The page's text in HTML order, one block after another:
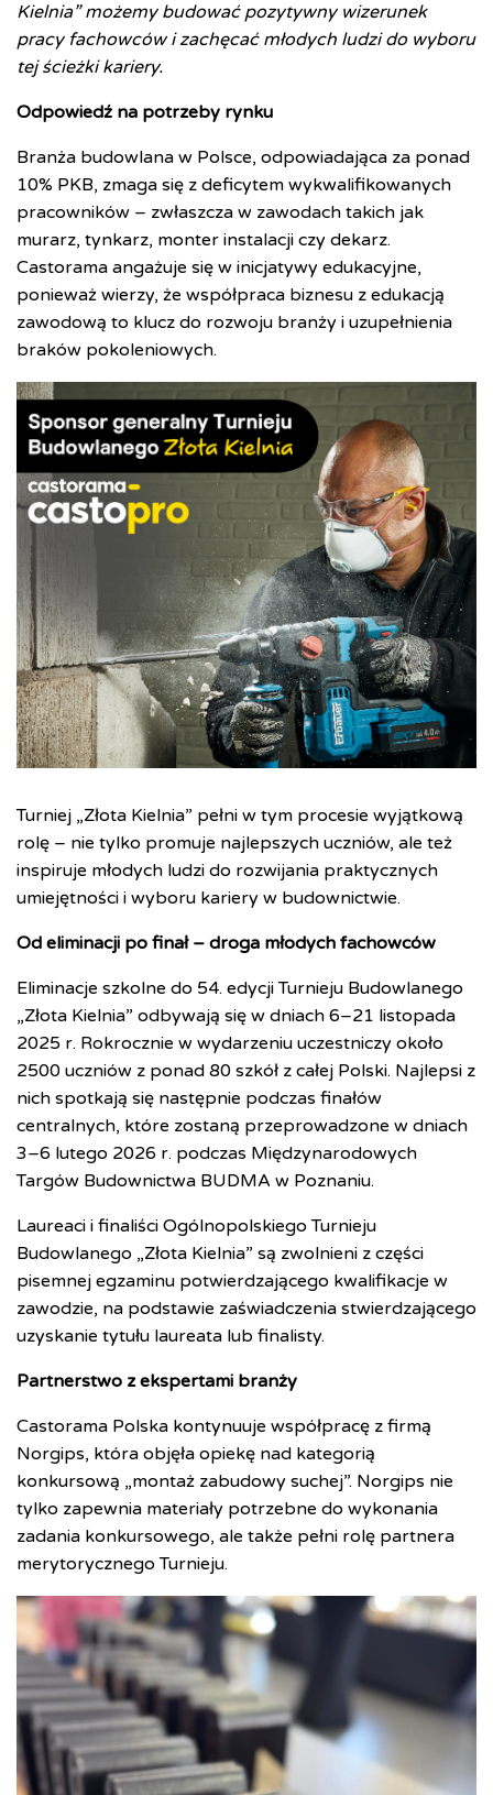
Kielnia” możemy budować pozytywny wizerunek
pracy fachowców i zachęcać młodych ludzi do wyboru
tej ścieżki kariery.
Odpowiedź na potrzeby rynku
Branża budowlana w Polsce, odpowiadająca za ponad
10% PKB, zmaga się z deficytem wykwalifikowanych
pracowników – zwłaszcza w zawodach takich jak
murarz, tynkarz, monter instalacji czy dekarz.
Castorama angażuje się w inicjatywy edukacyjne,
ponieważ wierzy, że współpraca biznesu z edukacją
zawodową to klucz do rozwoju branży i uzupełnienia
braków pokoleniowych.
Turniej „Złota Kielnia” pełni w tym procesie wyjątkową
rolę – nie tylko promuje najlepszych uczniów, ale też
inspiruje młodych ludzi do rozwijania praktycznych
umiejętności i wyboru kariery w budownictwie.
Od eliminacji po finał – droga młodych fachowców
Eliminacje szkolne do 54. edycji Turnieju Budowlanego
„Złota Kielnia” odbywają się w dniach 6–21 listopada
2025 r. Rokrocznie w wydarzeniu uczestniczy około
2500 uczniów z ponad 80 szkół z całej Polski. Najlepsi z
nich spotkają się następnie podczas finałów
centralnych, które zostaną przeprowadzone w dniach
3–6 lutego 2026 r. podczas Międzynarodowych
Targów Budownictwa BUDMA w Poznaniu.
Laureaci i finaliści Ogólnopolskiego Turnieju
Budowlanego „Złota Kielnia” są zwolnieni z części
pisemnej egzaminu potwierdzającego kwalifikacje w
zawodzie, na podstawie zaświadczenia stwierdzającego
uzyskanie tytułu laureata lub finalisty.
Partnerstwo z ekspertami branży
Castorama Polska kontynuuje współpracę z firmą
Norgips, która objęła opiekę nad kategorią
konkursową „montaż zabudowy suchej”. Norgips nie
tylko zapewnia materiały potrzebne do wykonania
zadania konkursowego, ale także pełni rolę partnera
merytorycznego Turnieju.